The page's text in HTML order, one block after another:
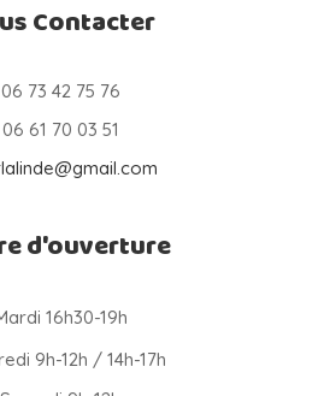
Contacter
06 73 42 75 76
06 61 70 03 51
d'ouverture
16h30-19h
9h-12h / 14h-17h